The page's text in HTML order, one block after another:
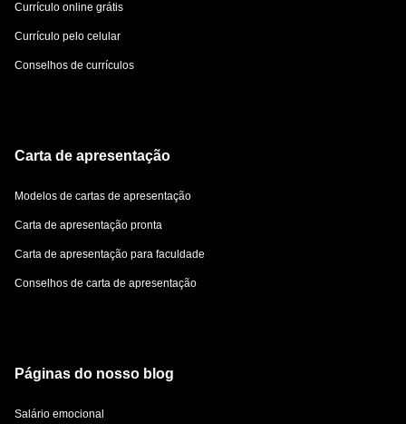
Currículo online grátis
Currículo pelo celular
Conselhos de currículos
Carta de apresentação
Modelos de cartas de apresentação
Carta de apresentação pronta
Carta de apresentação para faculdade
Conselhos de carta de apresentação
Páginas do nosso blog
Salário emocional